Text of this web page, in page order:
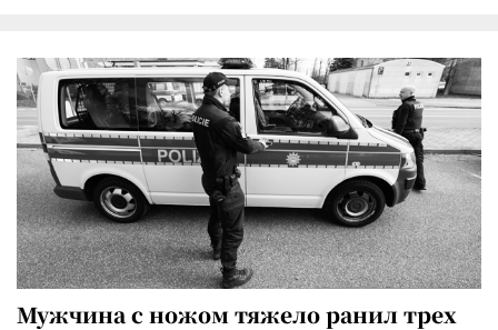
Мужчина с ножом тяжело ранил трех